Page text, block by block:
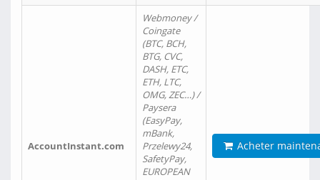
AccountInstant.com
Webmoney /
Coingate
(BTC, BCH,
BTG, CVC,
DASH, ETC,
ETH, LTC,
OMG, ZEC…) /
Paysera
(EasyPay,
mBank,
Przelewy24,
SafetyPay,
EUROPEAN
Acheter